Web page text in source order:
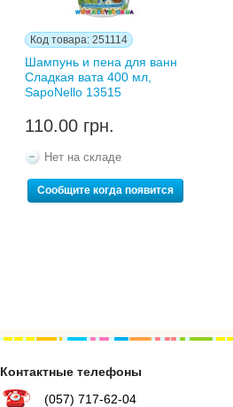
Код товара: 251114
Шампунь и пена для ванн
Сладкая вата 400 мл,
SapoNello 13515
110.00 грн.
Нет на складе
Сообщите когда появится
Контактные телефоны
(057) 717-62-04